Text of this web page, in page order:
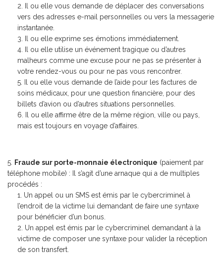
Il ou elle vous demande de déplacer des conversations
vers des adresses e-mail personnelles ou vers la messagerie
instantanée.
Il ou elle exprime ses émotions immédiatement.
Il ou elle utilise un événement tragique ou d’autres
malheurs comme une excuse pour ne pas se présenter à
votre rendez-vous ou pour ne pas vous rencontrer.
Il ou elle vous demande de l’aide pour les factures de
soins médicaux, pour une question financière, pour des
billets d’avion ou d’autres situations personnelles.
Il ou elle affirme être de la même région, ville ou pays,
mais est toujours en voyage d’affaires.
Fraude sur porte-monnaie électronique (paiement par
téléphone mobile) : Il s’agit d’une arnaque qui a de multiples
procédés :
Un appel ou un SMS est émis par le cybercriminel à
l’endroit de la victime lui demandant de faire une syntaxe
pour bénéficier d’un bonus.
Un appel est émis par le cybercriminel demandant à la
victime de composer une syntaxe pour valider la réception
de son transfert.